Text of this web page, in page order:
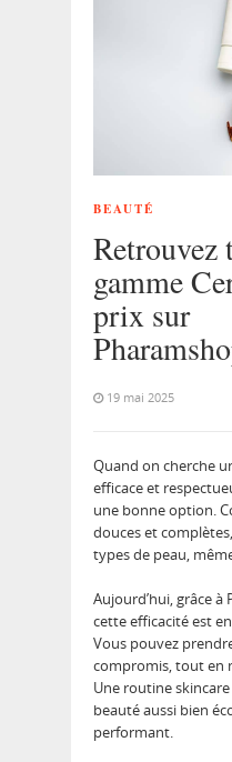
BEAUTÉ
Retrouvez
gamme
prix sur
19 mai 2025
Quand on cherche
efficace et
une bonne option.
douces et
types de peau,
Aujourd’hui, grâce
cette efficacité est
Vous pouvez
compromis, tout en
Une routine
beauté aussi bien
performant.